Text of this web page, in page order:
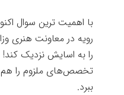
با اهمیت ترین سوال
رویه در معاونت هنری
را به اسایش نزدیک
تخصص‌های ملزوم را هم
ببرد.